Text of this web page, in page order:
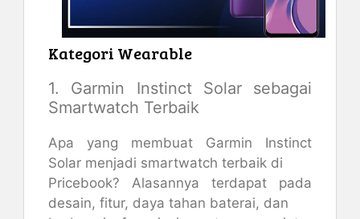
Kategori Wearable
1. Garmin Instinct Solar sebagai
Smartwatch Terbaik
Apa yang membuat Garmin Instinct
Solar menjadi smartwatch terbaik di
Pricebook? Alasannya terdapat pada
desain, fitur, daya tahan baterai, dan